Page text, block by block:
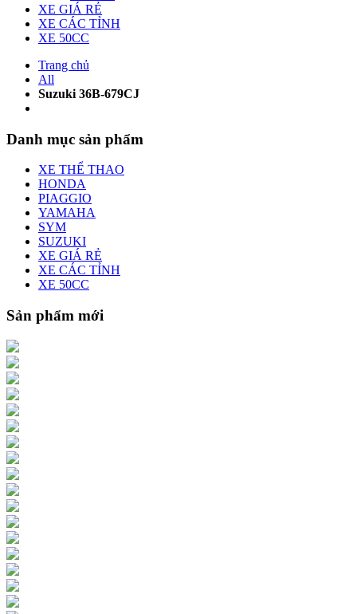
XE GIÁ RẺ
XE CÁC TỈNH
XE 50CC
Trang chủ
All
Suzuki 36B-679CJ
Danh mục sản phẩm
XE THỂ THAO
HONDA
PIAGGIO
YAMAHA
SYM
SUZUKI
XE GIÁ RẺ
XE CÁC TỈNH
XE 50CC
Sản phẩm mới